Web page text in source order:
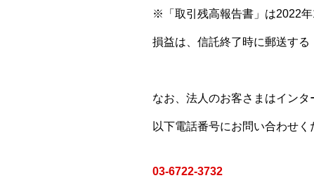
※ 「取引残高報告書」は2022年
損益は、信託終了時に郵送する
なお、法人のお客さまはインタ
以下電話番号にお問い合わせく
03-6722-3732